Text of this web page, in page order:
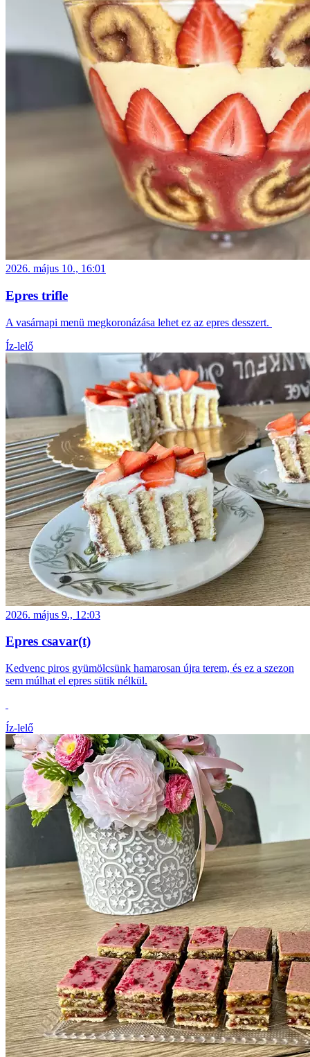
2026. május 10., 16:01
Epres trifle
A vasárnapi menü megkoronázása lehet ez az epres desszert.
Íz-lelő
2026. május 9., 12:03
Epres csavar(t)
Kedvenc piros gyümölcsünk hamarosan újra terem, és ez a szezon
sem múlhat el epres sütik nélkül.
Íz-lelő